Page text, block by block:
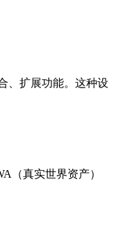
、扩展功能。这种设
（真实世界资产）